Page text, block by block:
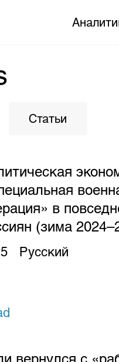
Статьи
в
(зима
Русский
вернулся с